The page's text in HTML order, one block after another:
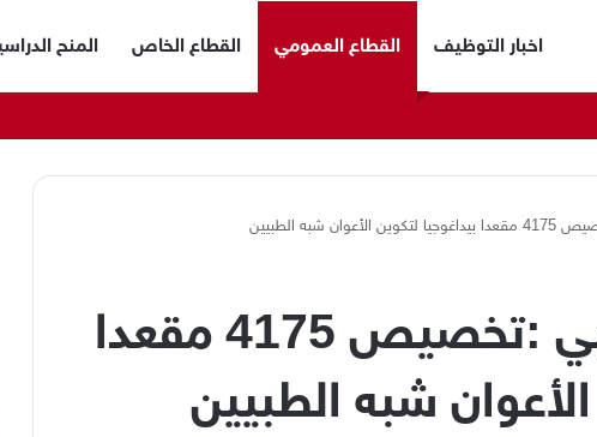
اخبار التوظيف القطاع العمومي القطاع الخاص المنح
شبه الطبيين
توظيف شبه الطبي :تخصيص 4175 مقعدا
شبه الطبيين